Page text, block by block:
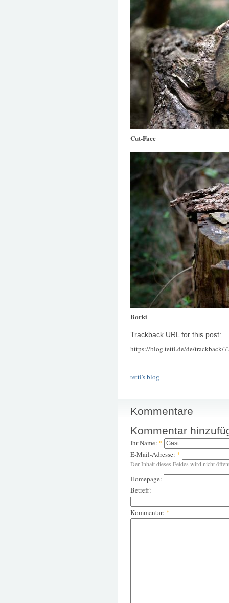
Cut-Face
Borki
Trackback URL for this post:
https://blog.tetti.de/de/trackback/
tetti's blog
Kommentare
Kommentar
Ihr Name: *
E-Mail-Adresse: *
Der Inhalt dieses Feldes wird nicht
Homepage:
Betreff:
Kommentar: *